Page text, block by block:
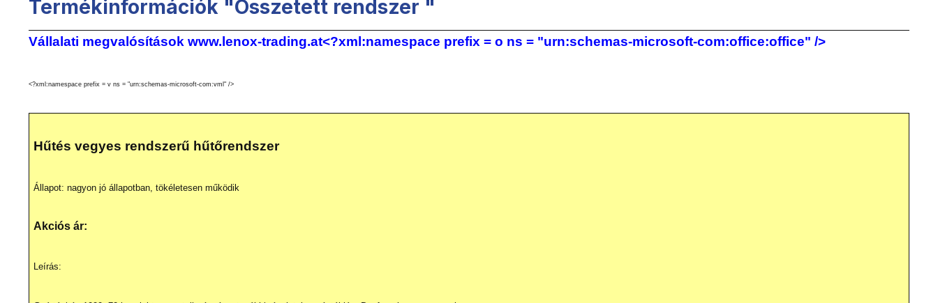
Termékinformációk "Összetett rendszer "
Vállalati megvalósítások www.lenox-trading.at<?xml:namespace prefix = o ns = "urn:schemas-microsoft-com:office:office" />
<?xml:namespace prefix = v ns = "urn:schemas-microsoft-com:vml" />
Hűtés vegyes rendszerű hűtőrendszer
Állapot: nagyon jó állapotban, tökéletesen működik
Akciós ár:
Leírás: